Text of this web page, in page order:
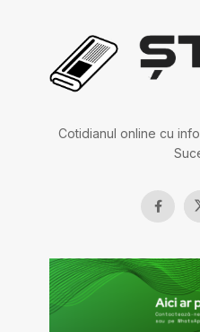
Cotidianul online cu